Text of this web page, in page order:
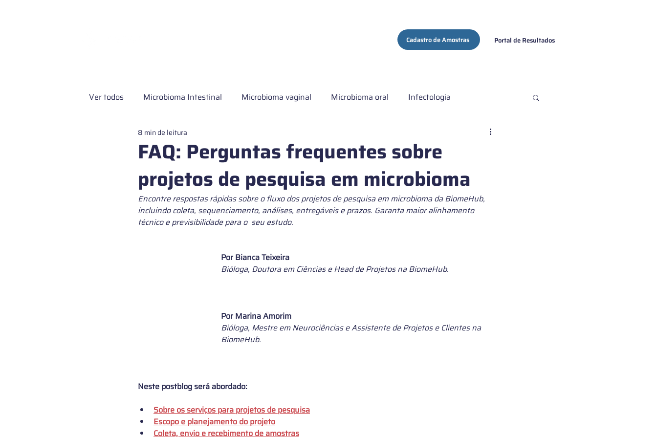
Cadastro de Amostras Portal de Resultados
Ver todos Microbioma Intestinal Microbioma vaginal Microbioma oral Infectologia
Pesquisa clínica Microbioma hospitalar
Microbioma de pele Exames de Microbiota intestinal
FAQ: Perguntas frequentes sobre
projetos de pesquisa em microbioma
8 min de leitura
Encontre respostas rápidas sobre o fluxo dos projetos de pesquisa em microbioma da BiomeHub,
incluindo coleta, sequenciamento, análises, entregáveis e prazos. Garanta maior alinhamento
técnico e previsibilidade para o  seu estudo.
Por Bianca Teixeira
Bióloga, Doutora em Ciências e Head de Projetos na BiomeHub.
Por Marina Amorim
Bióloga, Mestre em Neurociências e Assistente de Projetos e Clientes na
BiomeHub.
Neste postblog será abordado:
Sobre os serviços para projetos de pesquisa
Escopo e planejamento do projeto
Coleta, envio e recebimento de amostras